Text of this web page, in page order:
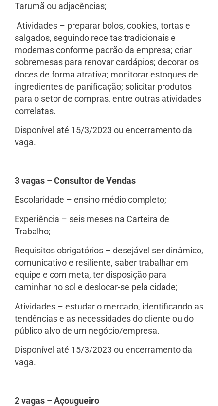
Tarumã ou adjacências;
Atividades – preparar bolos, cookies, tortas e
salgados, seguindo receitas tradicionais e
modernas conforme padrão da empresa; criar
sobremesas para renovar cardápios; decorar os
doces de forma atrativa; monitorar estoques de
ingredientes de panificação; solicitar produtos
para o setor de compras, entre outras atividades
correlatas.
Disponível até 15/3/2023 ou encerramento da
vaga.
3 vagas – Consultor de Vendas
Escolaridade – ensino médio completo;
Experiência – seis meses na Carteira de
Trabalho;
Requisitos obrigatórios – desejável ser dinâmico,
comunicativo e resiliente, saber trabalhar em
equipe e com meta, ter disposição para
caminhar no sol e deslocar-se pela cidade;
Atividades – estudar o mercado, identificando as
tendências e as necessidades do cliente ou do
público alvo de um negócio/empresa.
Disponível até 15/3/2023 ou encerramento da
vaga.
2 vagas – Açougueiro